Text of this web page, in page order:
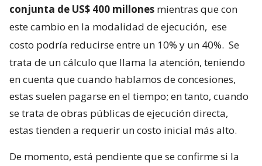
conjunta de US$ 400 millones mientras que con
este cambio en la modalidad de ejecución, ese
costo podría reducirse entre un 10% y un 40%. Se
trata de un cálculo que llama la atención, teniendo
en cuenta que cuando hablamos de concesiones,
estas suelen pagarse en el tiempo; en tanto, cuando
se trata de obras públicas de ejecución directa,
estas tienden a requerir un costo inicial más alto.
De momento, está pendiente que se confirme si la